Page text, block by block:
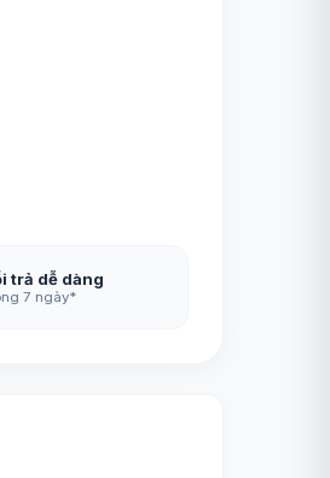
trả dễ dàng
7 ngày*